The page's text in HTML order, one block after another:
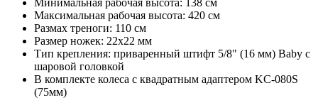
Минимальная рабочая высота: 138 см
Максимальная рабочая высота: 420 см
Размах треноги: 110 см
Размер ножек: 22х22 мм
Тип крепления: приваренный штифт 5/8" (16 мм) Baby с
шаровой головкой
В комплекте колеса с квадратным адаптером KС-080S
(75мм)